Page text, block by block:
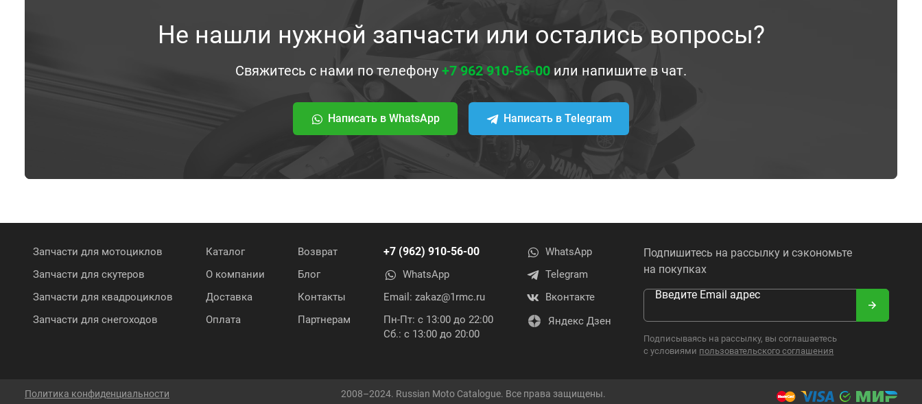
Не нашли нужной запчасти или остались вопросы?
Свяжитесь с нами по телефону +7 962 910-56-00 или напишите в чат.
Написать в WhatsApp Написать в Telegram
Запчасти для мотоциклов
Запчасти для скутеров
Запчасти для квадроциклов
Запчасти для снегоходов
Каталог
О компании
Доставка
Оплата
Возврат
Блог
Контакты
Партнерам
+7 (962) 910-56-00
WhatsApp
Email: zakaz@1rmc.ru
Пн-Пт: с 13:00 до 22:00
Сб.: с 13:00 до 20:00
WhatsApp
Telegram
Вконтакте
Яндекс Дзен
Подпишитесь на рассылку и сэкономьте
на покупках
Введите Email адрес
Подписываясь на рассылку, вы соглашаетесь
с условиями пользовательского соглашения
Политика конфиденциальности 2008–2024. Russian Moto Catalogue. Все права защищены.